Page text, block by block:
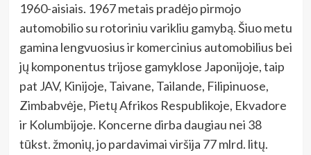
1960-aisiais. 1967 metais pradėjo pirmojo
automobilio su rotoriniu varikliu gamybą. Šiuo metu
gamina lengvuosius ir komercinius automobilius bei
jų komponentus trijose gamyklose Japonijoje, taip
pat JAV, Kinijoje, Taivane, Tailande, Filipinuose,
Zimbabvėje, Pietų Afrikos Respublikoje, Ekvadore
ir Kolumbijoje. Koncerne dirba daugiau nei 38
tūkst. žmonių, jo pardavimai viršija 77 mlrd. litų.